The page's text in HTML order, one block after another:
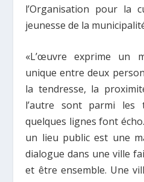
l’Organisation pour la
jeunesse de la
«L’œuvre exprime un
unique entre deux
la tendresse, la
l’autre sont parmi les
quelques lignes font
un lieu public est une
dialogue dans une ville
et être ensemble. Une